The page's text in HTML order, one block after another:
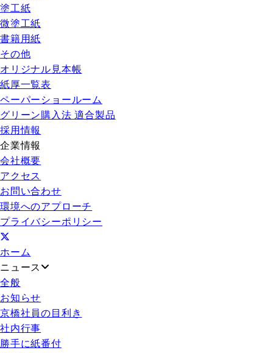
塗工紙
微塗工紙
書籍用紙
その他
オリジナル見本帳
紙厚一覧表
ペーパーショールーム
グリーン購入法 適合製品
採用情報
企業情報
会社概要
アクセス
お問い合わせ
環境へのアプローチ
プライバシーポリシー
ホーム
ニュース
全般
お知らせ
京橋社員の目利き
社内行事
勝手に紙番付